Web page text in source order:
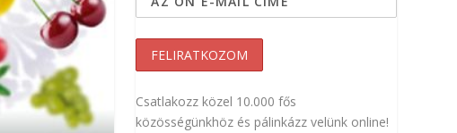
Csatlakozz közel 10.000 fős
közösségünkhöz és pálinkázz velünk online!